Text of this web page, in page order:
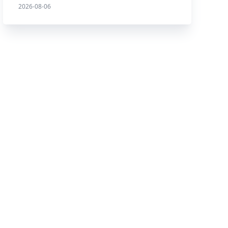
2026-08-06